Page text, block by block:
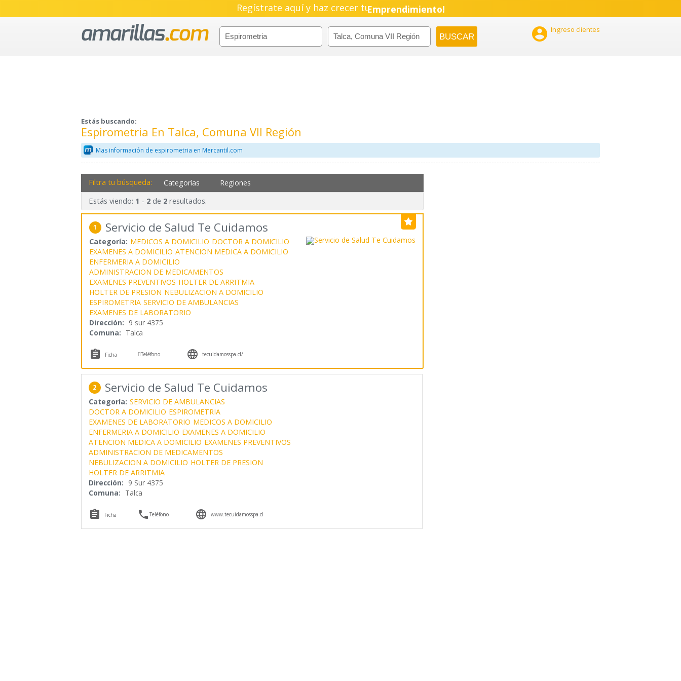
Regístrate aquí y haz crecer tuEmprendimiento!
 Ingreso clientes
Estás buscando:
Espirometria En Talca, Comuna VII Región
Mas información de espirometria en Mercantil.com
Filtra tu búsqueda: Categorías Regiones
Estás viendo: 1 - 2de 2resultados.
1 Servicio de Salud Te Cuidamos
Categoría: MEDICOS A DOMICILIO DOCTOR A DOMICILIO
EXAMENES A DOMICILIO ATENCION MEDICA A DOMICILIO
ENFERMERIA A DOMICILIO
ADMINISTRACION DE MEDICAMENTOS
EXAMENES PREVENTIVOS HOLTER DE ARRITMIA
HOLTER DE PRESION NEBULIZACION A DOMICILIO
ESPIROMETRIA SERVICIO DE AMBULANCIAS
EXAMENES DE LABORATORIO
Dirección: 9 sur 4375
Comuna: Talca
 Ficha Teléfono  tecuidamosspa.cl/
2 Servicio de Salud Te Cuidamos
Categoría: SERVICIO DE AMBULANCIAS
DOCTOR A DOMICILIO ESPIROMETRIA
EXAMENES DE LABORATORIO MEDICOS A DOMICILIO
ENFERMERIA A DOMICILIO EXAMENES A DOMICILIO
ATENCION MEDICA A DOMICILIO EXAMENES PREVENTIVOS
ADMINISTRACION DE MEDICAMENTOS
NEBULIZACION A DOMICILIO HOLTER DE PRESION
HOLTER DE ARRITMIA
Dirección: 9 Sur 4375
Comuna: Talca
 Ficha Teléfono  www.tecuidamosspa.cl